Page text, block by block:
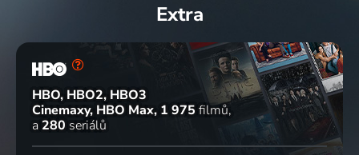
Extra
HBO, HBO2, HBO3
Cinemaxy, HBO Max 1 975 filmů
a 280 seriálů